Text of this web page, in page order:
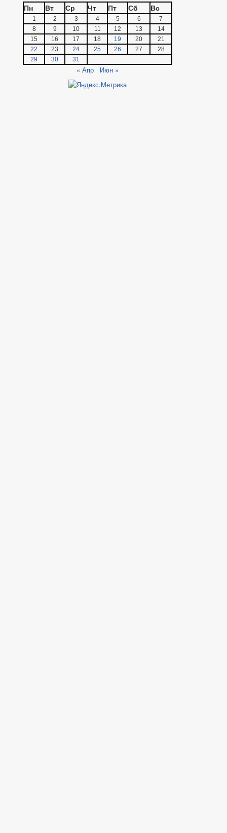
Пн
Вт Ср Чт Пт Сб Вс
1 2 3 4 5 6
7
8
9 10 11 12 13
14
15
16 17 18 19 20
21
22
23 24 25 26 27
28
29
30 31
« Апр Июн »